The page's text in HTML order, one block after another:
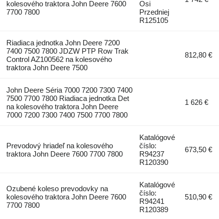
kolesového traktora John Deere 7600
7700 7800
Osi
Przedniej
R125105
Riadiaca jednotka John Deere 7200
7400 7500 7800 JDZW PTP Row Trak
Control AZ100562 na kolesového
traktora John Deere 7500
812,80 €
John Deere Séria 7000 7200 7300 7400
7500 7700 7800 Riadiaca jednotka Det
na kolesového traktora John Deere
7000 7200 7300 7400 7500 7700 7800
1 626 €
Prevodový hriadeľ na kolesového
traktora John Deere 7600 7700 7800
Katalógové
číslo:
R94237
R120390
673,50 €
Ozubené koleso prevodovky na
kolesového traktora John Deere 7600
7700 7800
Katalógové
číslo:
R94241
R120389
510,90 €